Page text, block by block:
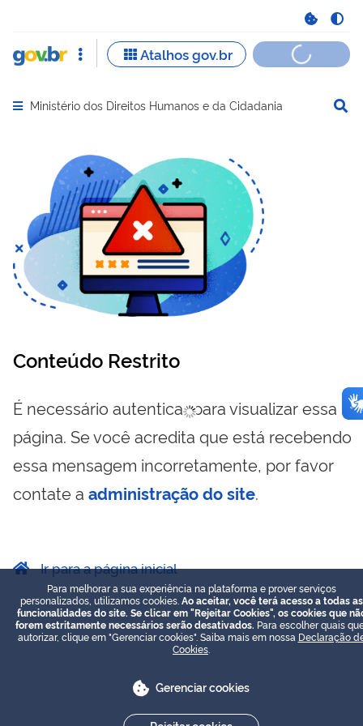
Abrir menu principal de navegação
Ministério dos Direitos Humanos e da Cidadania
Conteúdo Restrito
É necessário autenticar para visualizar essa
página. Se você acredita que está recebendo
essa mensagem incorretamente, por favor
contate a administração do site.
Ir para a página inicial
Para melhorar a sua experiência na plataforma e prover serviços
personalizados, utilizamos cookies. Ao aceitar, você terá acesso a todas as
funcionalidades do site. Se clicar em "Rejeitar Cookies", os cookies que
forem estritamente necessários serão desativados. Para escolher quais
autorizar, clique em "Gerenciar cookies". Saiba mais em nossa Declaração
Cookies
Gerenciar cookies